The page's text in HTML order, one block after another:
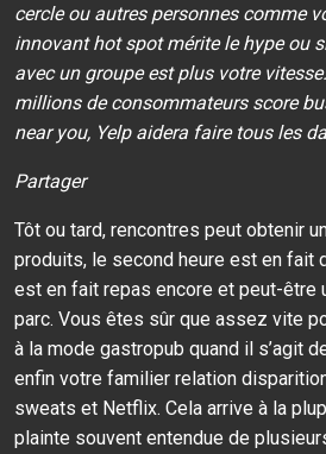
cercle ou autres personnes comme
innovant hot spot mérite le hype ou
avec un groupe est plus votre
millions de consommateurs score
near you, Yelp aidera faire tous les
Partager
Tôt ou tard, rencontres peut obtenir
produits, le second heure est en fait
est en fait repas encore et peut-être
parc. Vous êtes sûr que assez vite
à la mode gastropub quand il s’agit
enfin votre familier relation
sweats et Netflix. Cela arrive à la
plainte souvent entendue de